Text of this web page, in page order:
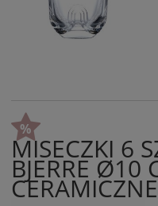
MISECZKI 6
BJERRE Ø10